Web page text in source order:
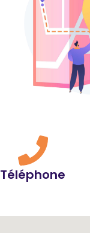
Téléphone